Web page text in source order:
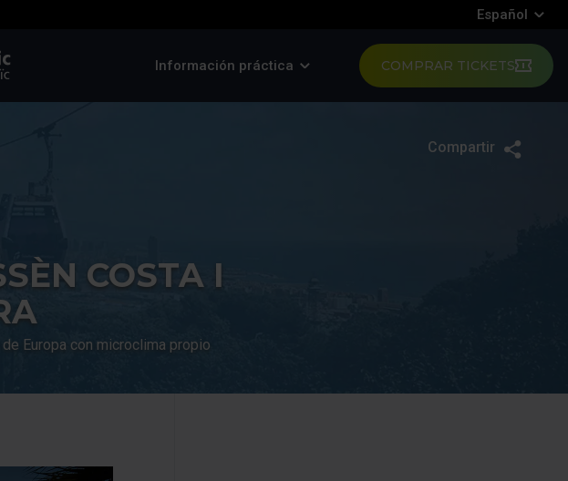
Español
Información práctica COMPRAR TICKETS
Compartir
COSTA I
Europa con microclima propio